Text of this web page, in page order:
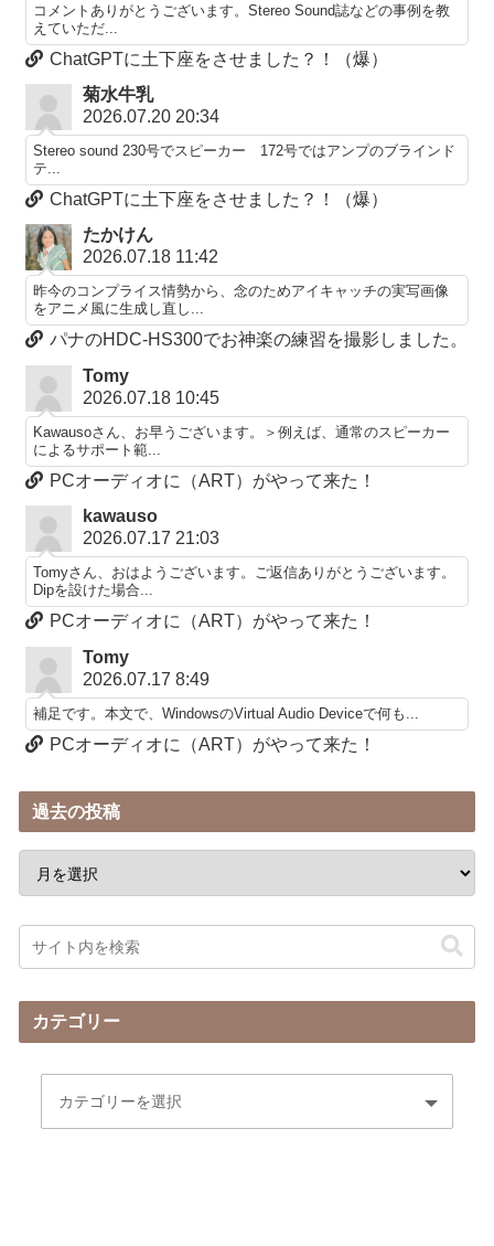
コメントありがとうございます。Stereo Sound誌などの事例を教
えていただ...
ChatGPTに土下座をさせました？！（爆）
菊水牛乳
2026.07.20 20:34
Stereo sound 230号でスピーカー 172号ではアンプのブラインド
テ...
ChatGPTに土下座をさせました？！（爆）
たかけん
2026.07.18 11:42
昨今のコンプライス情勢から、念のためアイキャッチの実写画像
をアニメ風に生成し直し...
パナのHDC-HS300でお神楽の練習を撮影しました。
Tomy
2026.07.18 10:45
Kawausoさん、お早うございます。＞例えば、通常のスピーカー
によるサポート範...
PCオーディオに（ART）がやって来た！
kawauso
2026.07.17 21:03
Tomyさん、おはようございます。ご返信ありがとうございます。
Dipを設けた場合...
PCオーディオに（ART）がやって来た！
Tomy
2026.07.17 8:49
補足です。本文で、WindowsのVirtual Audio Deviceで何も...
PCオーディオに（ART）がやって来た！
過去の投稿
カテゴリー